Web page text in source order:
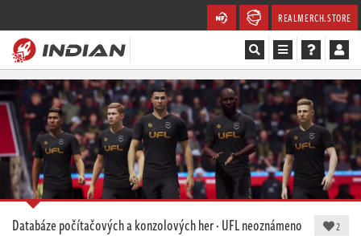
REALMERCH.STORE
Magazín
Recenze
Videa
Soutěže
Databáze počítačových a konzolových her·UFLneoznámeno 2